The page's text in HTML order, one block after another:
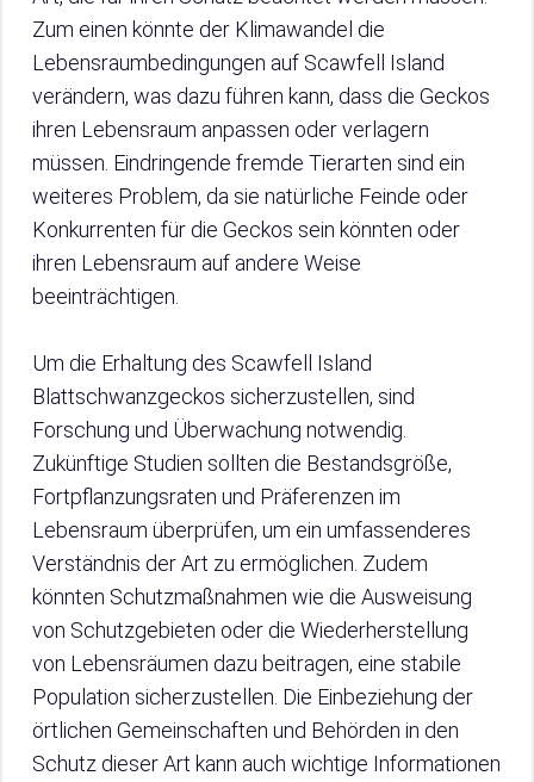
Zum einen könnte der Klimawandel die
Lebensraumbedingungen auf Scawfell Island
verändern, was dazu führen kann, dass die Geckos
ihren Lebensraum anpassen oder verlagern
müssen. Eindringende fremde Tierarten sind ein
weiteres Problem, da sie natürliche Feinde oder
Konkurrenten für die Geckos sein könnten oder
ihren Lebensraum auf andere Weise
beeinträchtigen.
Um die Erhaltung des Scawfell Island
Blattschwanzgeckos sicherzustellen, sind
Forschung und Überwachung notwendig.
Zukünftige Studien sollten die Bestandsgröße,
Fortpflanzungsraten und Präferenzen im
Lebensraum überprüfen, um ein umfassenderes
Verständnis der Art zu ermöglichen. Zudem
könnten Schutzmaßnahmen wie die Ausweisung
von Schutzgebieten oder die Wiederherstellung
von Lebensräumen dazu beitragen, eine stabile
Population sicherzustellen. Die Einbeziehung der
örtlichen Gemeinschaften und Behörden in den
Schutz dieser Art kann auch wichtige Informationen